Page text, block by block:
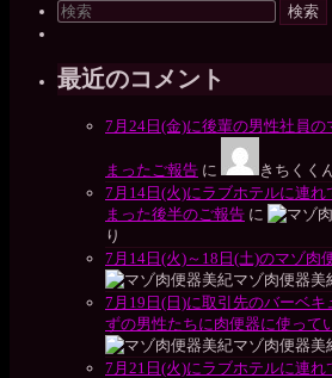
検
象:
最近のコメント
7月24日(金)に後輩の男性社員
まったご報告 に きちくく
7月14日(火)にラブホテルに連
まった後半のご報告 に
り
7月14日(火)～18日(土)のマゾ肉
マゾ肉便器美
7月19日(日)に取引先のバーベ
ずの男性たちに肉便器に使って
マゾ肉便器美
7月21日(火)にラブホテルに連